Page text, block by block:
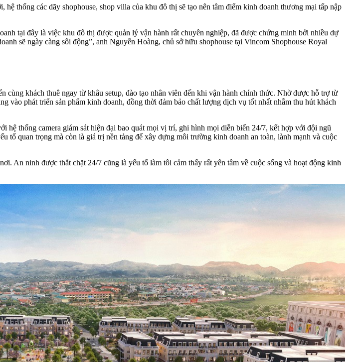
thống các dãy shophouse, shop villa của khu đô thị sẽ tạo nên tâm điểm kinh doanh thương mại tấp nập
tại đây là việc khu đô thị được quản lý vận hành rất chuyên nghiệp, đã được chứng minh bởi nhiều dự
sẽ ngày càng sôi động”, anh Nguyễn Hoàng, chủ sở hữu shophouse tại Vincom Shophouse Royal
khách thuê ngay từ khâu setup, đào tạo nhân viên đến khi vận hành chính thức. Nhờ được hỗ trợ từ
vào phát triển sản phẩm kinh doanh, đồng thời đảm bảo chất lượng dịch vụ tốt nhất nhằm thu hút khách
thống camera giám sát hiện đại bao quát mọi vị trí, ghi hình mọi diễn biến 24/7, kết hợp với đội ngũ
quan trọng mà còn là giá trị nền tảng để xây dựng môi trường kinh doanh an toàn, lành mạnh và cuộc
An ninh được thắt chặt 24/7 cũng là yếu tố làm tôi cảm thấy rất yên tâm về cuộc sống và hoạt động kinh